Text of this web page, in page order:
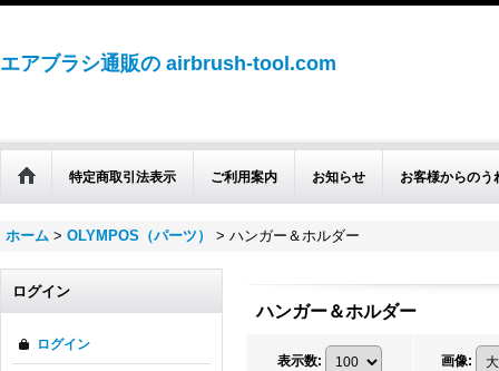
エアブラシ通販の airbrush-tool.com
特定商取引法表示 ご利用案内 お知らせ お客様からのう
ホーム > OLYMPOS（パーツ） > ハンガー＆ホルダー
ログイン
ログイン
ハンガー＆ホルダー
表示数: 画像: